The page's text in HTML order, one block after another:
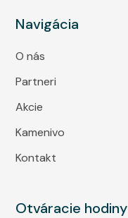
Navigácia
O nás
Partneri
Akcie
Kamenivo
Kontakt
Otváracie hodiny